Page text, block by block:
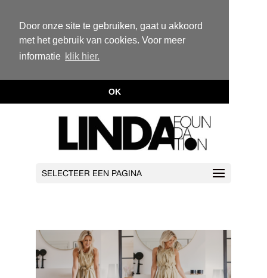
Door onze site te gebruiken, gaat u akkoord
met het gebruik van cookies. Voor meer
informatie klik hier.
OK
SELECTEER EEN PAGINA